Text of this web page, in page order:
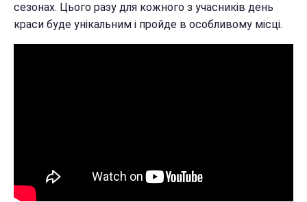
сезонах. Цього разу для кожного з учасників день
краси буде унікальним і пройде в особливому місці.